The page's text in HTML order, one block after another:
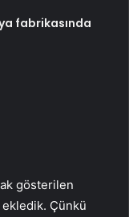
fabrikasında
gösterilen
Çünkü